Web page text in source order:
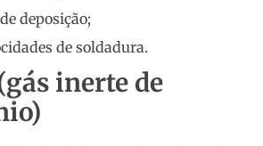
deposição;
de soldadura.
inerte de